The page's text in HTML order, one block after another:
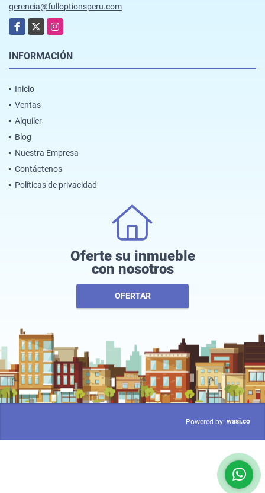
gerencia@fulloptionsperu.com
Facebook
X Instagram
INFORMACIÓN
Inicio
Ventas
Alquiler
Blog
Nuestra Empresa
Contáctenos
Políticas de privacidad
Oferte su inmueble
con nosotros
OFERTAR
Powered by: wasi.co